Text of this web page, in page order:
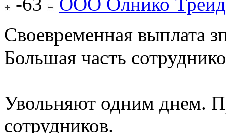
Своевременная выплата
Большая часть
Увольняют одним днем.
сотрудников.